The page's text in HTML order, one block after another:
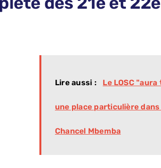
Lire aussi : Le LOSC
une place particulière
Chancel Mbemba